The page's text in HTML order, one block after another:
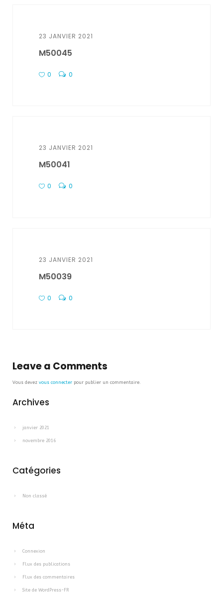
23 JANVIER 2021
M50045
0 0
23 JANVIER 2021
M50041
0 0
23 JANVIER 2021
M50039
0 0
Leave a Comments
Vous devez vous connecter pour publier un commentaire.
Archives
janvier 2021
novembre 2016
Catégories
Non classé
Méta
Connexion
Flux des publications
Flux des commentaires
Site de WordPress-FR